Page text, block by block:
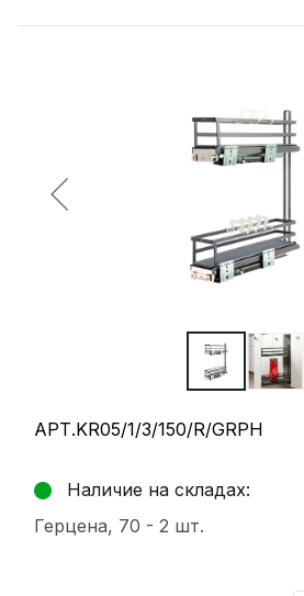
АРТ.KR05/1/3/150/R/GRPH
Наличие на складах:
Герцена, 70 - 2 шт.